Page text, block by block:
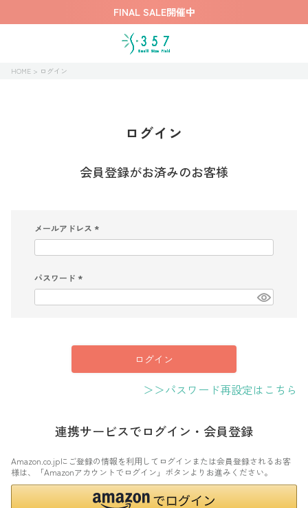
FINAL SALE開催中
HOME ログイン
ログイン
会員登録がお済みのお客様
メールアドレス
(
パスワード
(
ログイン
＞＞パスワード再設定はこちら
連携サービスでログイン・会員登録
Amazon.co.jpにご登録の情報を利用してログインまたは会員登録されるお客
様は、「Amazonアカウントでログイン」ボタンよりお進みください。